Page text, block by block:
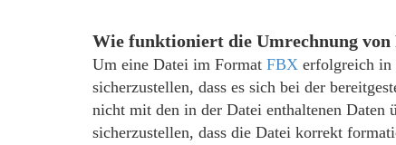
Wie funktioniert die Umrechnung von
Um eine Datei im Format FBX erfolgreich in
sicherzustellen, dass es sich bei der
nicht mit den in der Datei enthaltenen Daten
sicherzustellen, dass die Datei korrekt